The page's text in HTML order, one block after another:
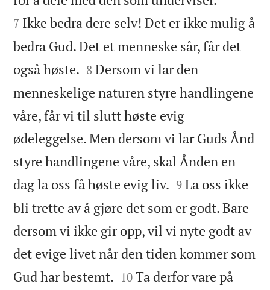
7 Ikke bedra dere selv! Det er ikke mulig å
bedra Gud. Det et menneske sår, får det
også høste. 

8 Dersom vi lar den
menneskelige naturen styre handlingene
våre, får vi til slutt høste evig
ødeleggelse. Men dersom vi lar Guds Ånd
styre handlingene våre, skal Ånden en
dag la oss få høste evig liv. 

9 La oss ikke
bli trette av å gjøre det som er godt. Bare
dersom vi ikke gir opp, vil vi nyte godt av
det evige livet når den tiden kommer som
Gud har bestemt. 

10 Ta derfor vare på